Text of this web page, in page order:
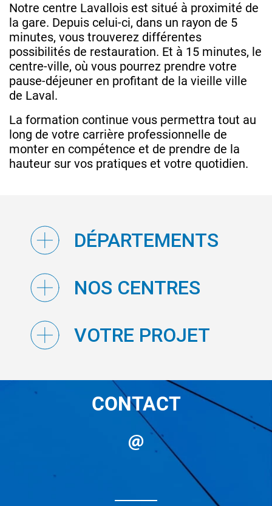
Notre centre Lavallois est situé à proximité de
la gare. Depuis celui-ci, dans un rayon de 5
minutes, vous trouverez différentes
possibilités de restauration. Et à 15 minutes, le
centre-ville, où vous pourrez prendre votre
pause-déjeuner en profitant de la vieille ville
de Laval.
La formation continue vous permettra tout au
long de votre carrière professionnelle de
monter en compétence et de prendre de la
hauteur sur vos pratiques et votre quotidien.
DÉPARTEMENTS
NOS CENTRES
VOTRE PROJET
CONTACT